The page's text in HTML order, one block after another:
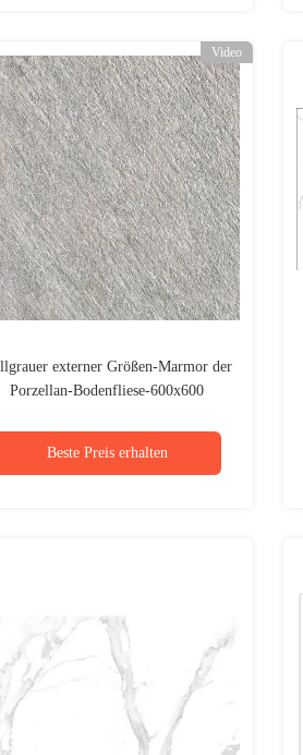
Video
externer Größen-Marmor der
Porzellan-Bodenfliese-600x600
Beste Preis erhalten